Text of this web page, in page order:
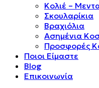
Κολιέ –
Σκουλαρίκια
Βραχιόλια
Ασημένια
Προσφορές
Ποιοι Είμαστε
Blog
Επικοινωνία